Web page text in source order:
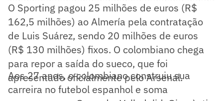
O Sporting pagou 25 milhões de euros (R$
162,5 milhões) ao Almería pela contratação
de Luis Suárez, sendo 20 milhões de euros
(R$ 130 milhões) fixos. O colombiano chega
para repor a saída do sueco, que foi
apresentado oficialmente pelo Arsenal.
Aos 27 anos, o colombiano construiu sua
carreira no futebol espanhol e soma